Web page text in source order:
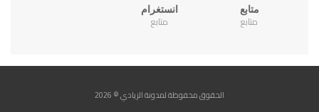
متابع
متابع
انستغرام
متابع
الحقوق محفوظة لمدونة الزيادي © 2026